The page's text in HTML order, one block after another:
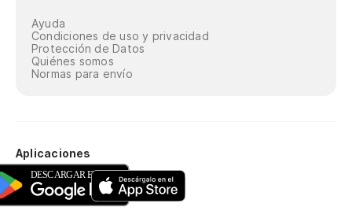
Ayuda
Condiciones de uso y privacidad
Protección de Datos
Quiénes somos
Normas para envío
Aplicaciones